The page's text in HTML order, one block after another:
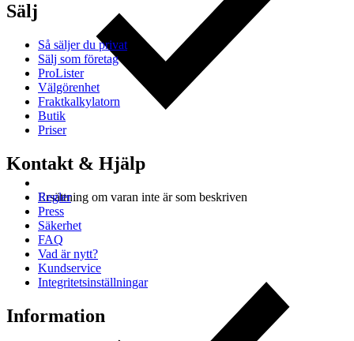
Ersättning om varan inte är som beskriven
Sälj
Så säljer du privat
Sälj som företag
ProLister
Välgörenhet
Fraktkalkylatorn
Butik
Priser
Kontakt & Hjälp
Regler
Press
Säkerhet
FAQ
Vad är nytt?
Kundservice
Integritetsinställningar
Information